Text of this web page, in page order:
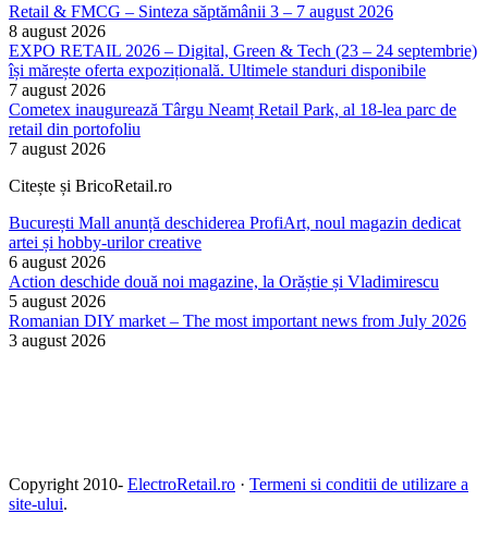
Retail & FMCG – Sinteza săptămânii 3 – 7 august 2026
8 august 2026
EXPO RETAIL 2026 – Digital, Green & Tech (23 – 24 septembrie)
își mărește oferta expozițională. Ultimele standuri disponibile
7 august 2026
Cometex inaugurează Târgu Neamț Retail Park, al 18-lea parc de
retail din portofoliu
7 august 2026
Citește și BricoRetail.ro
București Mall anunță deschiderea ProfiArt, noul magazin dedicat
artei și hobby-urilor creative
6 august 2026
Action deschide două noi magazine, la Orăștie și Vladimirescu
5 august 2026
Romanian DIY market – The most important news from July 2026
3 august 2026
Copyright 2010- ElectroRetail.ro · Termeni si conditii de utilizare a
site-ului.